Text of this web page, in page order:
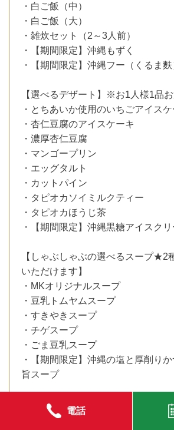
・白ご飯（中）
・白ご飯（大）
・雑炊セット（2～3人前）
・【期間限定】沖縄もずく
・【期間限定】沖縄フー（くるま麩
【選べるデザート】※お1人様1品
・とちあいか使用のいちごアイスケ
・杏仁豆腐のアイスケーキ
・濃厚杏仁豆腐
・マンゴープリン
・エッグタルト
・カットパイン
・タピオカソイミルクティー
・タピオカほうじ茶
・【期間限定】沖縄黒糖アイスクリ
【しゃぶしゃぶの選べるスープ★2
いただけます】
・MKオリジナルスープ
・豆乳トムヤムスープ
・すきやきスープ
・チゲスープ
・ごま豆乳スープ
・【期間限定】沖縄の塩と厚削り
旨スープ
電話